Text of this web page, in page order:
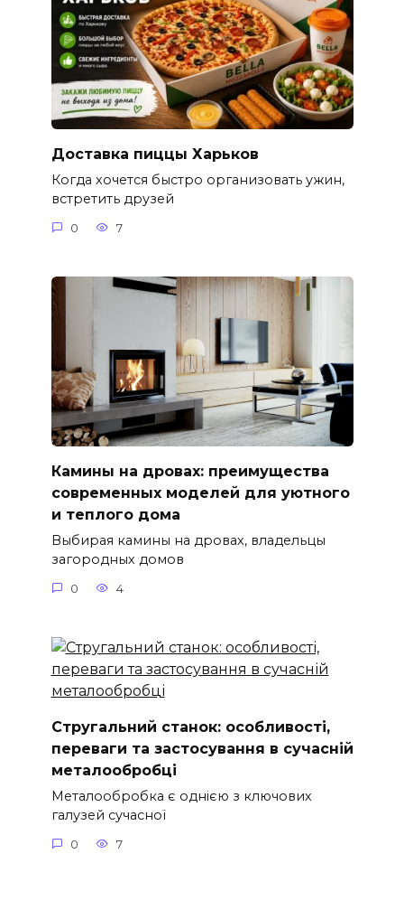
Доставка пиццы Харьков
Когда хочется быстро организовать ужин,
встретить друзей
0 7
Камины на дровах: преимущества
современных моделей для уютного
и теплого дома
Выбирая камины на дровах, владельцы
загородных домов
0 4
Стругальний станок: особливості,
переваги та застосування в сучасній
металообробці
Металообробка є однією з ключових
галузей сучасної
0 7